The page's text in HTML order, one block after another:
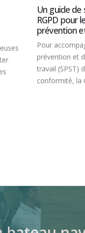
au
de
au travail
services de
en
un...
Le